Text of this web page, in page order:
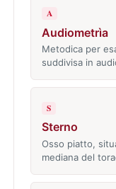
A
Audiometrìa
Metodica per
suddivisa in
S
Sterno
Osso piatto,
mediana del